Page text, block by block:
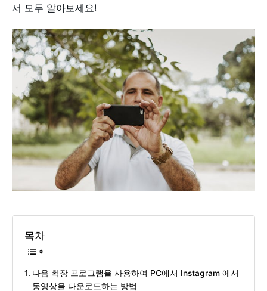
서 모두 알아보세요!
목차
다음 확장 프로그램을 사용하여 PC에서 Instagram 에서
동영상을 다운로드하는 방법